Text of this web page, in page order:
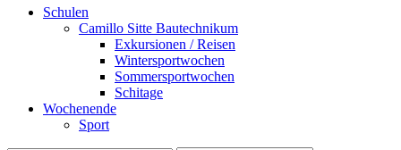
Schulen
Camillo Sitte Bautechnikum
Exkursionen / Reisen
Wintersportwochen
Sommersportwochen
Schitage
Wochenende
Sport